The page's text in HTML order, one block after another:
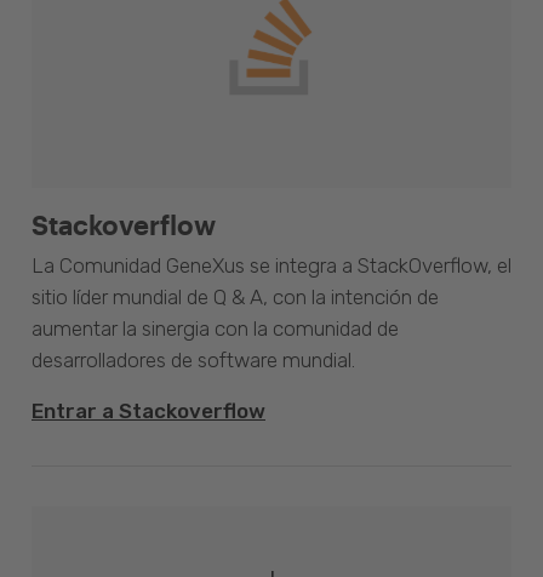
Stackoverflow
La Comunidad GeneXus se integra a StackOverflow, el
sitio líder mundial de Q & A, con la intención de
aumentar la sinergia con la comunidad de
desarrolladores de software mundial.
Entrar a Stackoverflow